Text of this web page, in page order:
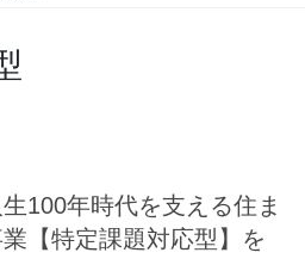
100年時代を支える住ま
【特定課題対応型】を